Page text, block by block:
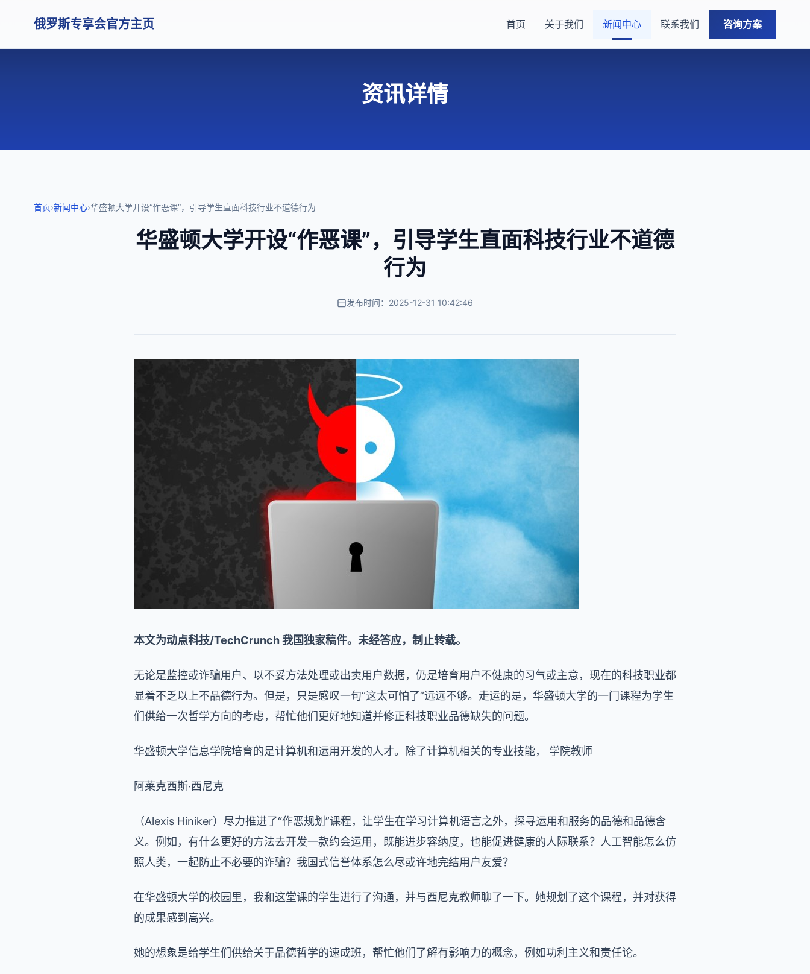
俄罗斯专享会官方主页 首页 关于我们 新闻中心 联系我们 咨询方案
资讯详情
首页›新闻中心›华盛顿大学开设“作恶课”，引导学生直面科技行业不道德行为
华盛顿大学开设“作恶课”，引导学生直面科技行业不道德
行为
发布时间：2025-12-31 10:42:46
本文为动点科技/TechCrunch 我国独家稿件。未经答应，制止转载。
无论是监控或诈骗用户、以不妥方法处理或出卖用户数据，仍是培育用户不健康的习气或主意，现在的科技职业都
显着不乏以上不品德行为。但是，只是感叹一句“这太可怕了”远远不够。走运的是，华盛顿大学的一门课程为学生
们供给一次哲学方向的考虑，帮忙他们更好地知道并修正科技职业品德缺失的问题。
华盛顿大学信息学院培育的是计算机和运用开发的人才。除了计算机相关的专业技能， 学院教师
阿莱克西斯·西尼克
（Alexis Hiniker）尽力推进了“作恶规划”课程，让学生在学习计算机语言之外，探寻运用和服务的品德和品德含
义。例如，有什么更好的方法去开发一款约会运用，既能进步容纳度，也能促进健康的人际联系？人工智能怎么仿
照人类，一起防止不必要的诈骗？我国式信誉体系怎么尽或许地完结用户友爱？
在华盛顿大学的校园里，我和这堂课的学生进行了沟通，并与西尼克教师聊了一下。她规划了这个课程，并对获得
的成果感到高兴。
她的想象是给学生们供给关于品德哲学的速成班，帮忙他们了解有影响力的概念，例如功利主义和责任论。